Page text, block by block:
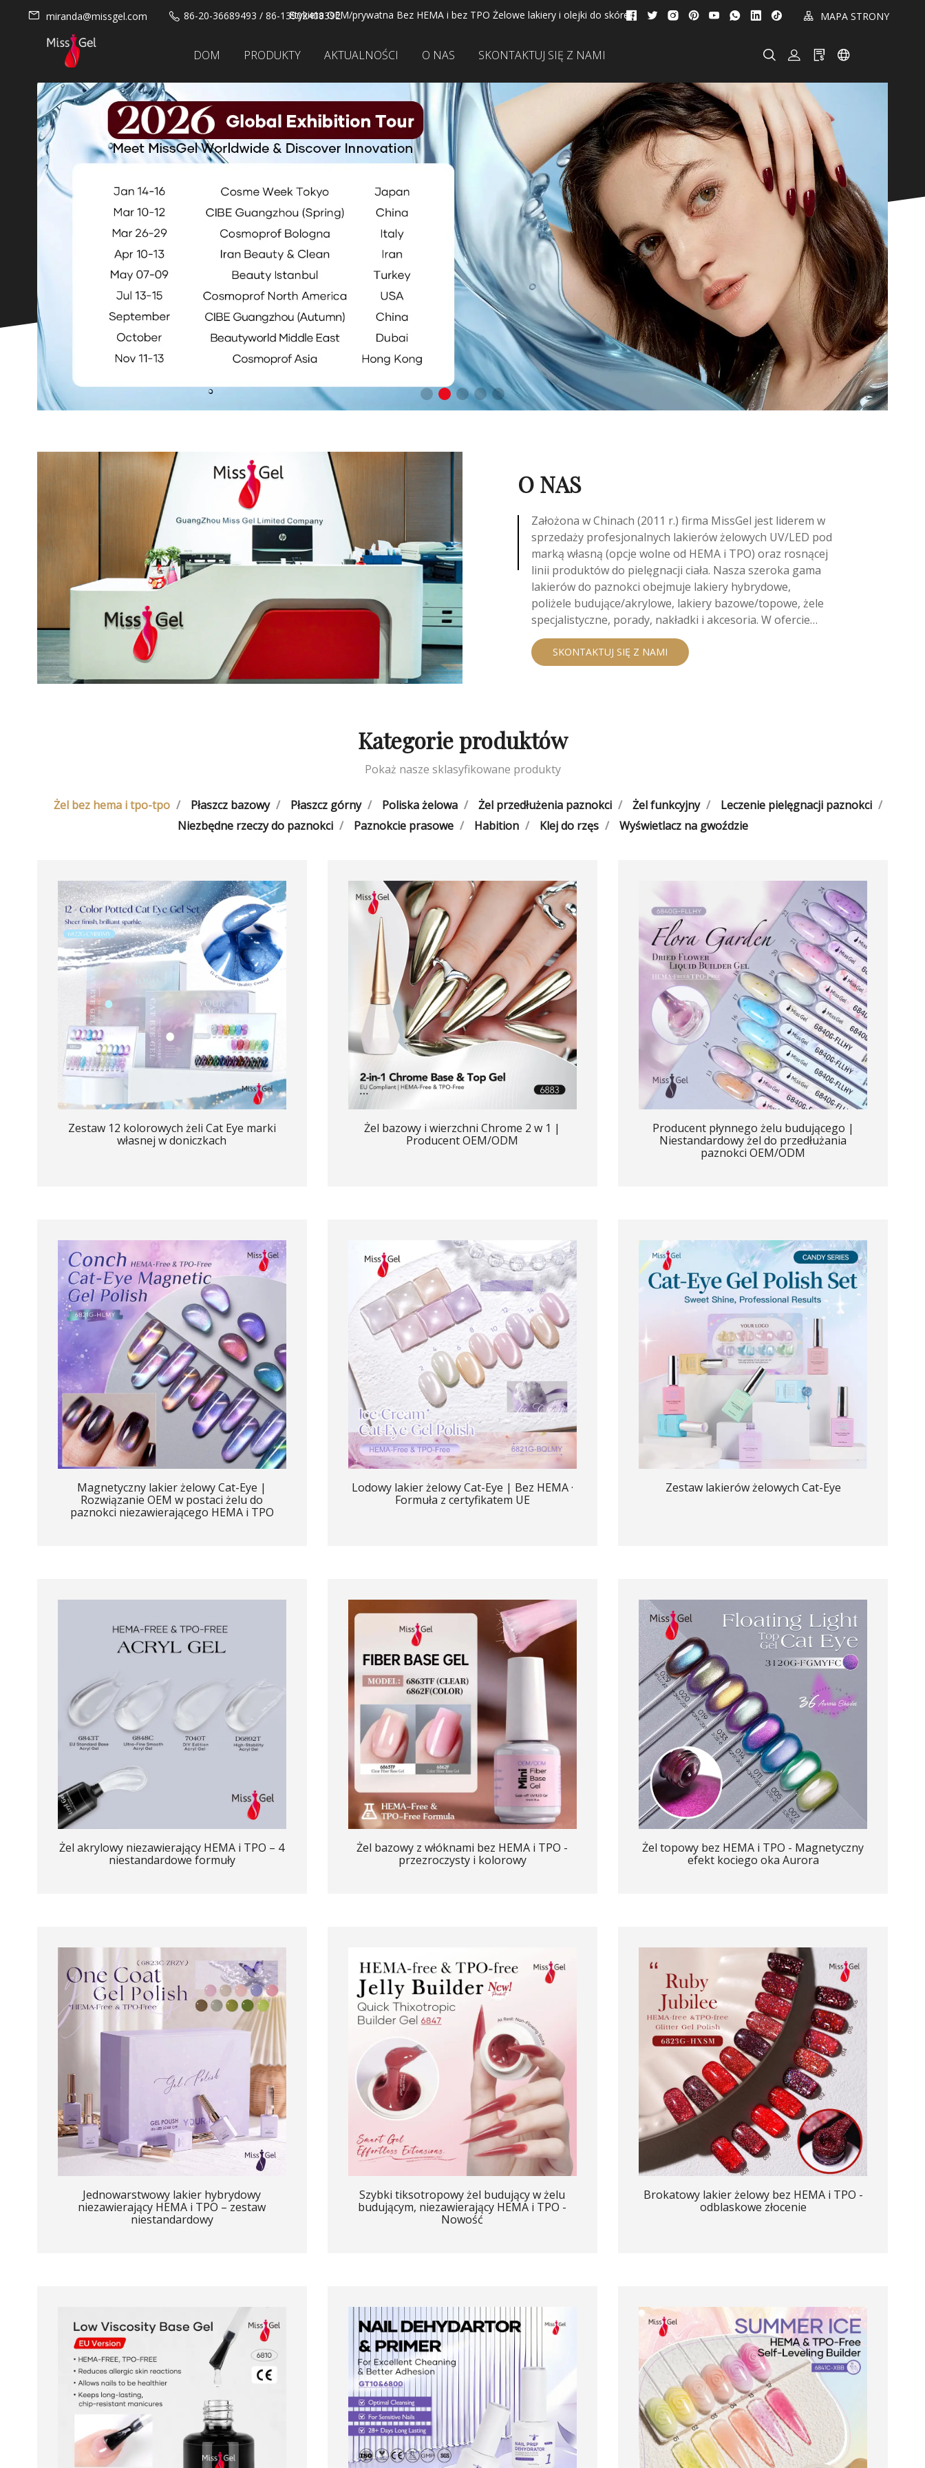
miranda@missgel.com 86-20-36689493 / 86-13902408392Etykieta OEM/prywatna Bez HEMA i bez TPO Żelowe lakiery i olejki do skórek! MAPA STRONY
DOM PRODUKTY AKTUALNOŚCI O NAS SKONTAKTUJ SIĘ Z NAMI
O NAS
Założona w Chinach (2011 r.) firma MissGel jest liderem w
sprzedaży profesjonalnych lakierów żelowych UV/LED pod
marką własną (opcje wolne od HEMA i TPO) oraz rosnącej
linii produktów do pielęgnacji ciała. Nasza szeroka gama
lakierów do paznokci obejmuje lakiery hybrydowe,
poliżele budujące/akrylowe, lakiery bazowe/topowe, żele
specjalistyczne, porady, nakładki i akcesoria. W ofercie
posiadamy również pielęgnację paznokci (oliwki,
wzmacniacze, zmywacze) oraz nowości pielęgnacyjne:
kremy do rąk/ciała oraz maseczki do rąk. Nasz obiekt o
hurtowych produktów do paznokci i naszą linię
produktów do higieny osobistej ponad 3000 klientów na
całym świecie, konsekwentnie zapewniamy jakość,
dystrybutorów.
SKONTAKTUJ SIĘ Z NAMI
Kategorie produktów
Pokaż nasze sklasyfikowane produkty
Żel bez hema i tpo-tpo Płaszcz bazowy Płaszcz górny Poliska żelowa Żel przedłużenia paznokci Żel funkcyjny
Leczenie pielęgnacji paznokci
Niezbędne rzeczy do paznokci
Paznokcie prasowe Habition Klej do rzęs Wyświetlacz na gwoździe
Zestaw 12 kolorowych żeli Cat Eye marki
własnej w doniczkach
Żel bazowy i wierzchni Chrome 2 w 1 |
Producent OEM/ODM
Producent płynnego żelu budującego |
Niestandardowy żel do przedłużania
paznokci OEM/ODM
Magnetyczny lakier żelowy Cat-Eye |
Rozwiązanie OEM w postaci żelu do
paznokci niezawierającego HEMA i TPO
Lodowy lakier żelowy Cat-Eye | Bez HEMA ·
Formuła z certyfikatem UE
Zestaw lakierów żelowych Cat-Eye
Żel akrylowy niezawierający HEMA i TPO – 4
niestandardowe formuły
Żel bazowy z włóknami bez HEMA i TPO -
przezroczysty i kolorowy
Żel topowy bez HEMA i TPO - Magnetyczny
efekt kociego oka Aurora
Jednowarstwowy lakier hybrydowy
niezawierający HEMA i TPO – zestaw
niestandardowy
Szybki tiksotropowy żel budujący w żelu
budującym, niezawierający HEMA i TPO -
Nowość
Brokatowy lakier żelowy bez HEMA i TPO -
odblaskowe złocenie